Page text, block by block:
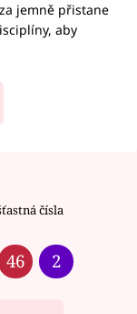
jemně přistane
aby
čísla
46 2